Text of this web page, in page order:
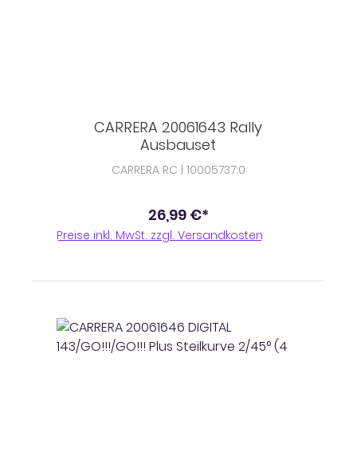
CARRERA 20061643 Rally
Ausbauset
CARRERA RC | 10005737;0
26,99 €*
Preise inkl. MwSt. zzgl. Versandkosten